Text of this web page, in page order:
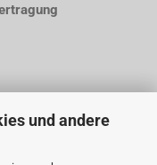
und andere